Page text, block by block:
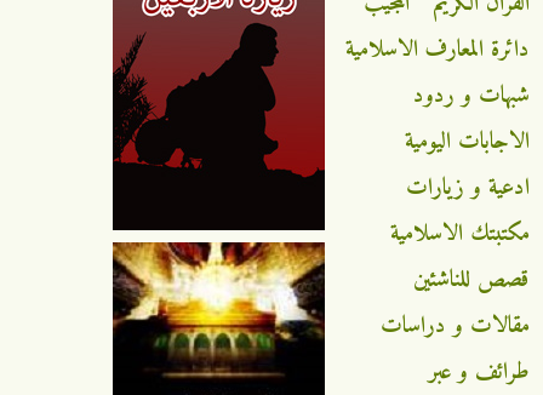
دائرة المعارف الاسلامية
شبهات و ردود
الاجابات اليومية
ادعية و زيارات
مكتبتك الاسلامية
قصص للناشئين
مقالات و دراسات
طرائف و عبر